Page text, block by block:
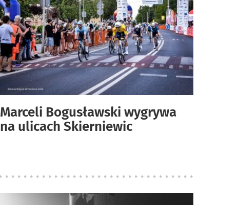
Marceli Bogusławski wygrywa
na ulicach Skierniewic